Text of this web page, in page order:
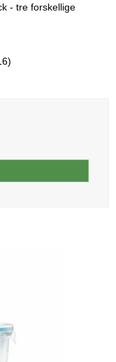
- tre forskellige